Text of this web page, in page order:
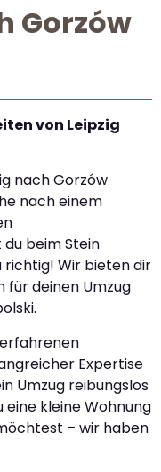
Gorzów
von Leipzig
nach Gorzów
nach einem
beim Stein
richtig! Wir bieten dir
deinen Umzug
Expertise
Umzug reibungslos
kleine Wohnung
– wir haben